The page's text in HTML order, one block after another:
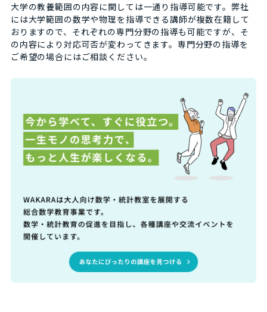
大学の教養範囲の内容に関しては一通り指導可能です。弊社
には大学範囲の数学や物理を指導できる講師が複数在籍して
おりますので、それぞれの専門分野の指導も可能ですが、そ
の内容により対応可否が変わってきます。専門分野の指導を
ご希望の場合にはご相談ください。